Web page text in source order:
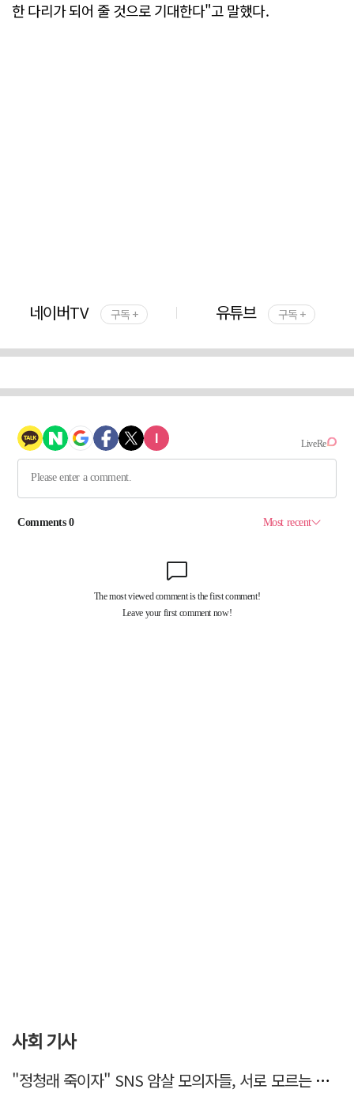
한 다리가 되어 줄 것으로 기대한다"고 말했다.
네이버TV 구독 + 유튜브 구독 +
사회 기사
"정청래 죽이자" SNS 암살 모의자들, 서로 모르는 사이였다…檢송치